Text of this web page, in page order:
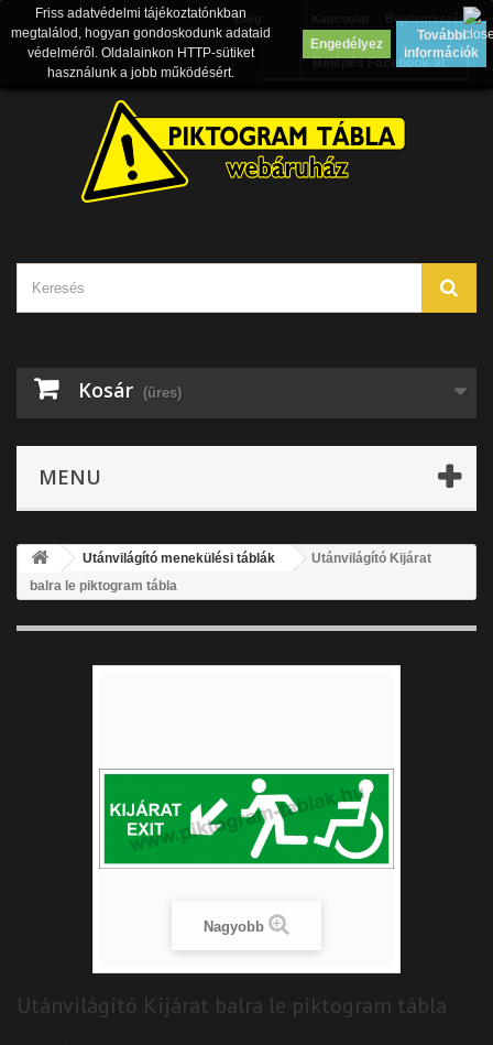
Bejelentkezés
Blog
Belépés Facebook-al
Kosár (üres)
MENU
Friss adatvédelmi tájékoztatónkban
megtalálod, hogyan gondoskodunk adataid
védelméről. Oldalainkon HTTP-sütiket
használunk a jobb működésért.
Engedélyez
További
információk
Utánvilágító menekülési táblák
Utánvilágító Kijárat
balra le piktogram tábla
Nagyobb
Utánvilágító Kijárat balra le piktogram tábla